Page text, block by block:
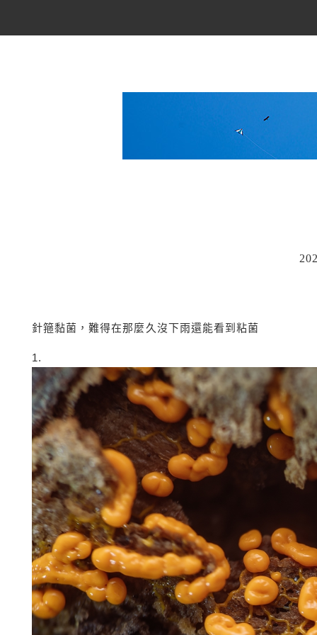
針箍黏菌，難得在那麼久沒下雨還能看到粘菌
1.